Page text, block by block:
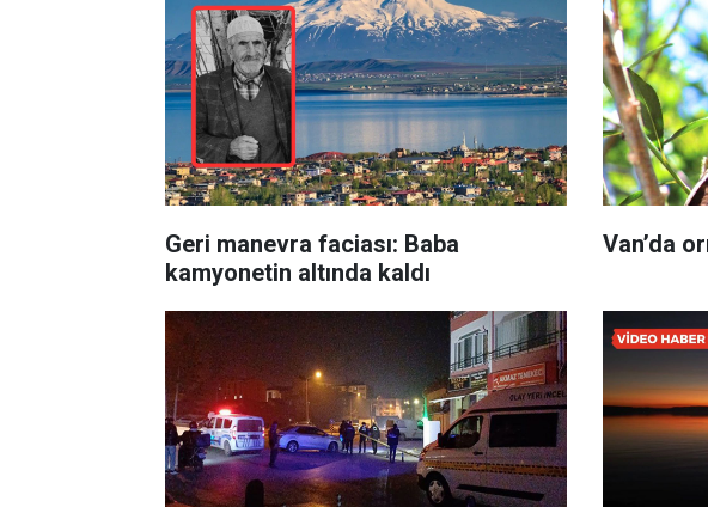
Geri manevra faciası: Baba
kamyonetin altında kaldı
Van’da